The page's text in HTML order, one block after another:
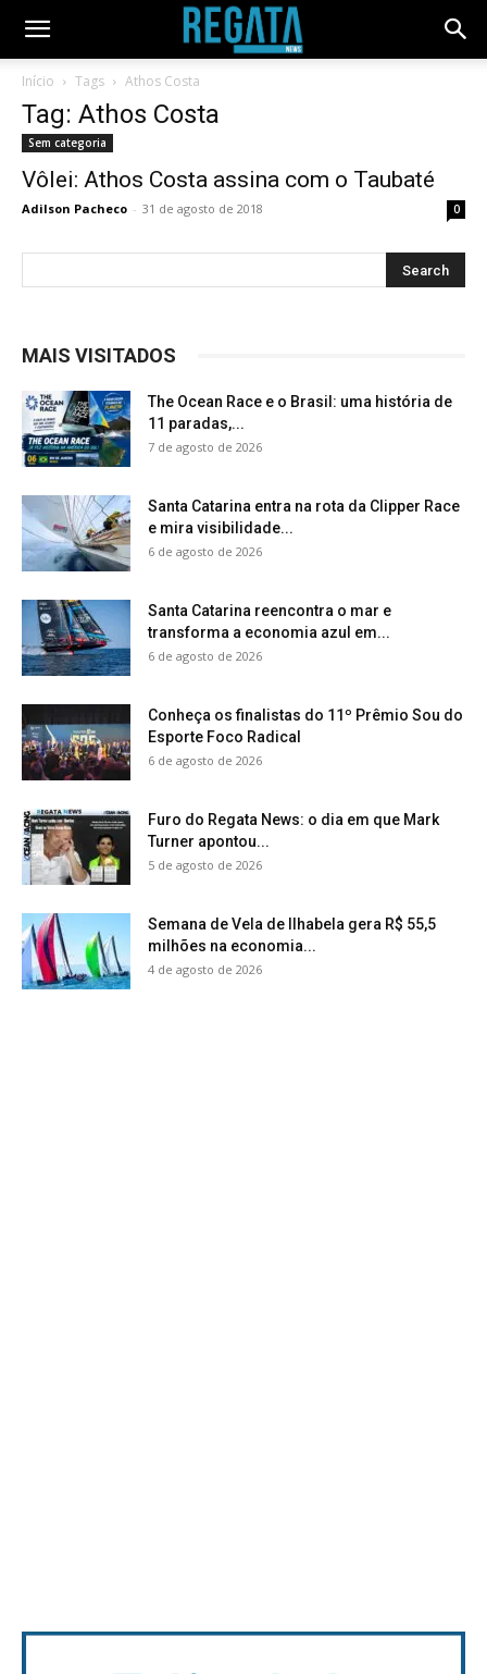
Início Tags Athos Costa
Tag: Athos Costa
Sem categoria
Vôlei: Athos Costa assina com o Taubaté
Adilson Pacheco - 31 de agosto de 2018 0
MAIS VISITADOS
The Ocean Race e o Brasil: uma história de
11 paradas,...
7 de agosto de 2026
Santa Catarina entra na rota da Clipper Race
e mira visibilidade...
6 de agosto de 2026
Santa Catarina reencontra o mar e
transforma a economia azul em...
6 de agosto de 2026
Conheça os finalistas do 11º Prêmio Sou do
Esporte Foco Radical
6 de agosto de 2026
Furo do Regata News: o dia em que Mark
Turner apontou...
5 de agosto de 2026
Semana de Vela de Ilhabela gera R$ 55,5
milhões na economia...
4 de agosto de 2026